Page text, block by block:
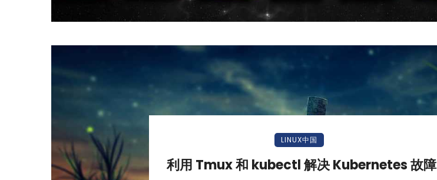
LINUX中国
利用 Tmux 和 kubectl 解决 Kubernetes 故障